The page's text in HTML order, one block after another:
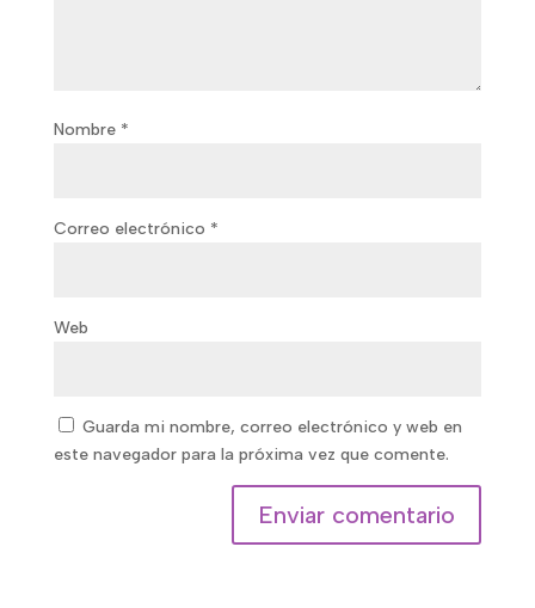
Nombre *
Correo electrónico *
Web
Guarda mi nombre, correo electrónico y web en
este navegador para la próxima vez que comente.